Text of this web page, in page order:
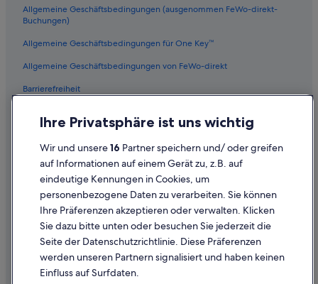
Allgemeine Geschäftsbedingungen (ausgenommen FeWo-direkt-
Buchungen)
Allgemeine Geschäftsbedingungen für One Key™
Allgemeine Geschäftsbedingungen von FeWo-direkt
Barrierefreiheit
Inhaltsrichtlinien und Melden von Inhalten
Hilfe
Hilfe
Flug stornieren
Ihre Privatsphäre ist uns wichtig
Wir und unsere16 Partner speichern und/ oder greifen
auf Informationen auf einem Gerät zu, z.B. auf
eindeutige Kennungen in Cookies, um
personenbezogene Daten zu verarbeiten. Sie können
Ihre Präferenzen akzeptieren oder verwalten. Klicken
Sie dazu bitte unten oder besuchen Sie jederzeit die
Seite der Datenschutzrichtlinie. Diese Präferenzen
werden unseren Partnern signalisiert und haben keinen
Einfluss auf Surfdaten.